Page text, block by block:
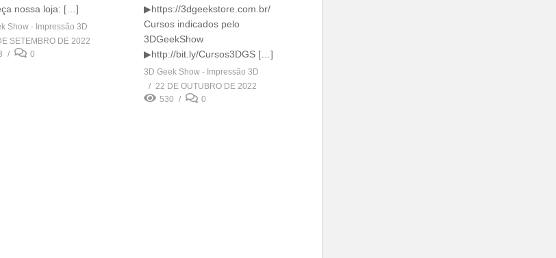
nossa loja: […]
Show - Impressão 3D
SETEMBRO DE 2022
0
▶https://3dgeekstore.com.br/
Cursos indicados pelo
3DGeekShow
▶http://bit.ly/Cursos3DGS […]
3D Geek Show - Impressão 3D
22 DE OUTUBRO DE 2022
530
0